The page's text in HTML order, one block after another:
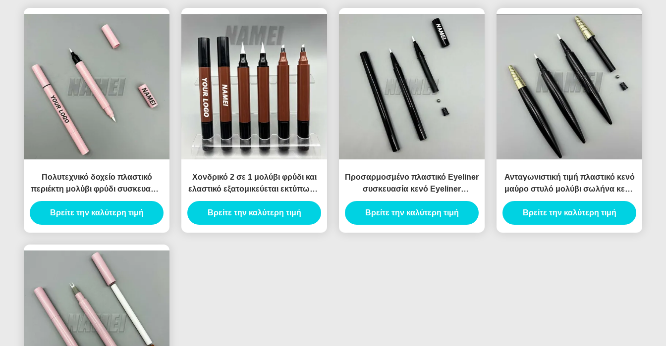
Πολυτεχνικό δοχείο πλαστικό
περιέκτη μολύβι φρύδι συσκευασία
υγρό Eyeliner
Βρείτε την καλύτερη τιμή
Χονδρικό 2 σε 1 μολύβι φρύδι και
ελαστικό εξατομικεύεται εκτύπωση
κενό μολύβι φρύδι και ελαστικό
σωλήνα δοχείο
Βρείτε την καλύτερη τιμή
Προσαρμοσμένο πλαστικό Eyeliner
συσκευασία κενό Eyeliner
μπουκάλι ιδιωτικό λογότυπο κενό
Eyeliner μολύβι
Βρείτε την καλύτερη τιμή
Ανταγωνιστική τιμή πλαστικό κενό
μαύρο στυλό μολύβι σωλήνα κενό
μολύβι
Βρείτε την καλύτερη τιμή